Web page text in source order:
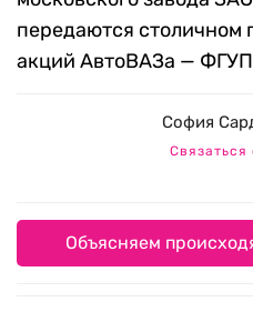
передаются столичном
акций АвтоВАЗа —
София
Связаться
Объясняем